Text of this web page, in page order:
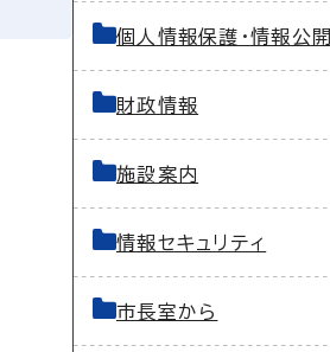
個人情報保護・情報公開
財政情報
施設案内
情報セキュリティ
市長室から